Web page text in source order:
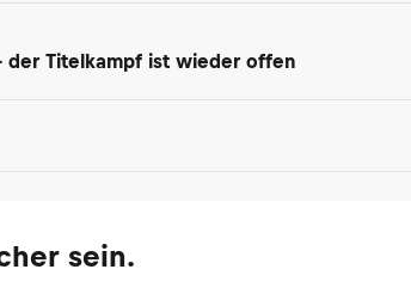
der Titelkampf ist wieder offen
sein.